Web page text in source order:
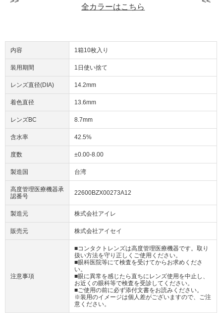
全カラーはこちら
内容 1箱10枚入り
装用期間 1日使い捨て
レンズ直径(DIA) 14.2mm
着色直径 13.6mm
レンズBC 8.7mm
含水率 42.5%
度数 ±0.00-8.00
製造国 台湾
高度管理医療機器承
認番号
22600BZX00273A12
製造元 株式会社アイレ
販売元 株式会社アイセイ
注意事項
■コンタクトレンズは高度管理医療機器です。取り
扱い方法を守り正しくご使用ください。
■眼科医院等にて検査を受けてからお求めくださ
い。
■眼に異常を感じたら直ちにレンズ使用を中止し、
お近くの眼科等で検査を受診してください。
■ご使用の前に必ず添付文書をお読みください。
※装用のイメージは個人差がございますので、ご注
意ください。